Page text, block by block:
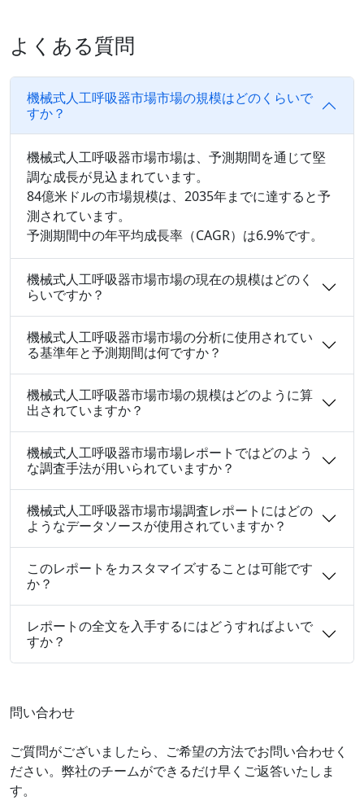
よくある質問
機械式人工呼吸器市場市場の規模はどのくらいで
すか？
機械式人工呼吸器市場市場は、予測期間を通じて堅
調な成長が見込まれています。
84億米ドルの市場規模は、2035年までに達すると予
測されています。
予測期間中の年平均成長率（CAGR）は6.9%です。
機械式人工呼吸器市場市場の現在の規模はどのく
らいですか？
機械式人工呼吸器市場市場の分析に使用されてい
る基準年と予測期間は何ですか？
機械式人工呼吸器市場市場の規模はどのように算
出されていますか？
機械式人工呼吸器市場市場レポートではどのよう
な調査手法が用いられていますか？
機械式人工呼吸器市場市場調査レポートにはどの
ようなデータソースが使用されていますか？
このレポートをカスタマイズすることは可能です
か？
レポートの全文を入手するにはどうすればよいで
すか？
問い合わせ
ご質問がございましたら、ご希望の方法でお問い合わせく
ださい。弊社のチームができるだけ早くご返答いたしま
す。